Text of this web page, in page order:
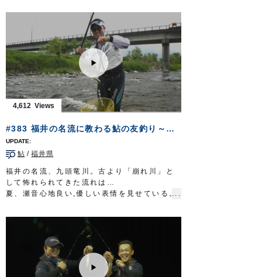
■タックル②
ロッド：サーフロッド MST 10ft8in
リール：4000番クラス XG スピニングリー
ル
メインライン：PE 1号（8本ヨリ）
リーダー：フロロ 25lb
直リグラバーギル1/0（シンカー 14gに変
更）
OWNERMOVIEhttp://ownertv.jp/
http://www.owner.co.jp
このルアーフィッシングの好敵手と対峙する
のは、ベテラン辺見哲也さん。
得意とするミノーイングで、世界のフィール
ドを渡り歩き記憶に残る魚を釣ってきた。
津軽の汽水域に狙う孤高のシーバス。
一筋縄ではいかない相手との息詰まる攻防の
先に、望外の釣果が待っていた。
放送日 2019年9月22日
■タックル
ロッド：シーバスロッド 9ft10in
ル
メインライン：PE 1.2号
リーダー：フロロ 25lb
スナップ：
クイックスナップ
#1
ルアー：フローティングミノー ほか
フック：
STX-45ZN#4
OWNERMOVIEhttp://ownertv.jp/
http://www.owner.co.jp
4,612
#383 福井の名流に教わる鮎の友釣り～追星が指し示す未来への道～
鮎 /福井県
福井の名流、九頭竜川。古より「崩れ川」と
して怖れられてきた流れは…
夏、瀬音心地良い,優しい表情を見せている。
急流に育つ九頭竜の鮎は、味が良いことでも
鮎の友釣りに並々ならぬ情熱を注ぐのは井川
弘二郎さん。
静岡県の狩野川漁業協同組合の理事、放流委
員長を担いながら…伊豆の国市議会の議員と